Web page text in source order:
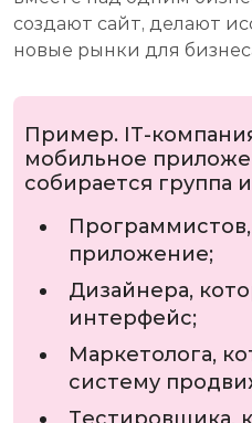
создают сайт, делают
новые рынки для
Пример. IT-
мобильное
собирается группа
приложение;
Дизайнера,
интерфейс;
Маркетолога,
систему